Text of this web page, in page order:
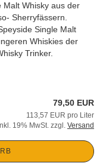
Malt Whisky aus der
Sherryfässern.
Single Malt
Whiskies der
Trinker.
79,50 EUR
113,57 EUR pro Liter
19% MwSt. zzgl. Versand